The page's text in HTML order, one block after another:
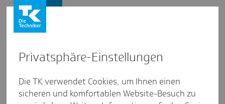
Firmenkunden Beiträge
Privat­sphäre-Einstel­lungen
Die TK verwendet Cookies, um Ihnen einen
sicheren und komfortablen Website-Besuch zu